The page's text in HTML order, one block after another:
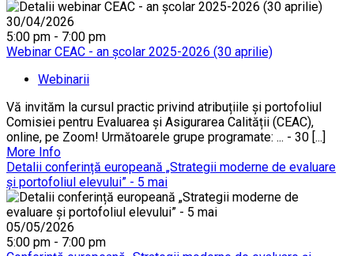
30/04/2026
5:00 pm - 7:00 pm
Webinar CEAC - an școlar 2025-2026 (30 aprilie)
Webinarii
Vă invităm la cursul practic privind atribuțiile și portofoliul
Comisiei pentru Evaluarea și Asigurarea Calității (CEAC),
online, pe Zoom! Următoarele grupe programate: ... - 30 [...]
More Info
Detalii conferință europeană „Strategii moderne de evaluare
și portofoliul elevului” - 5 mai
05/05/2026
5:00 pm - 7:00 pm